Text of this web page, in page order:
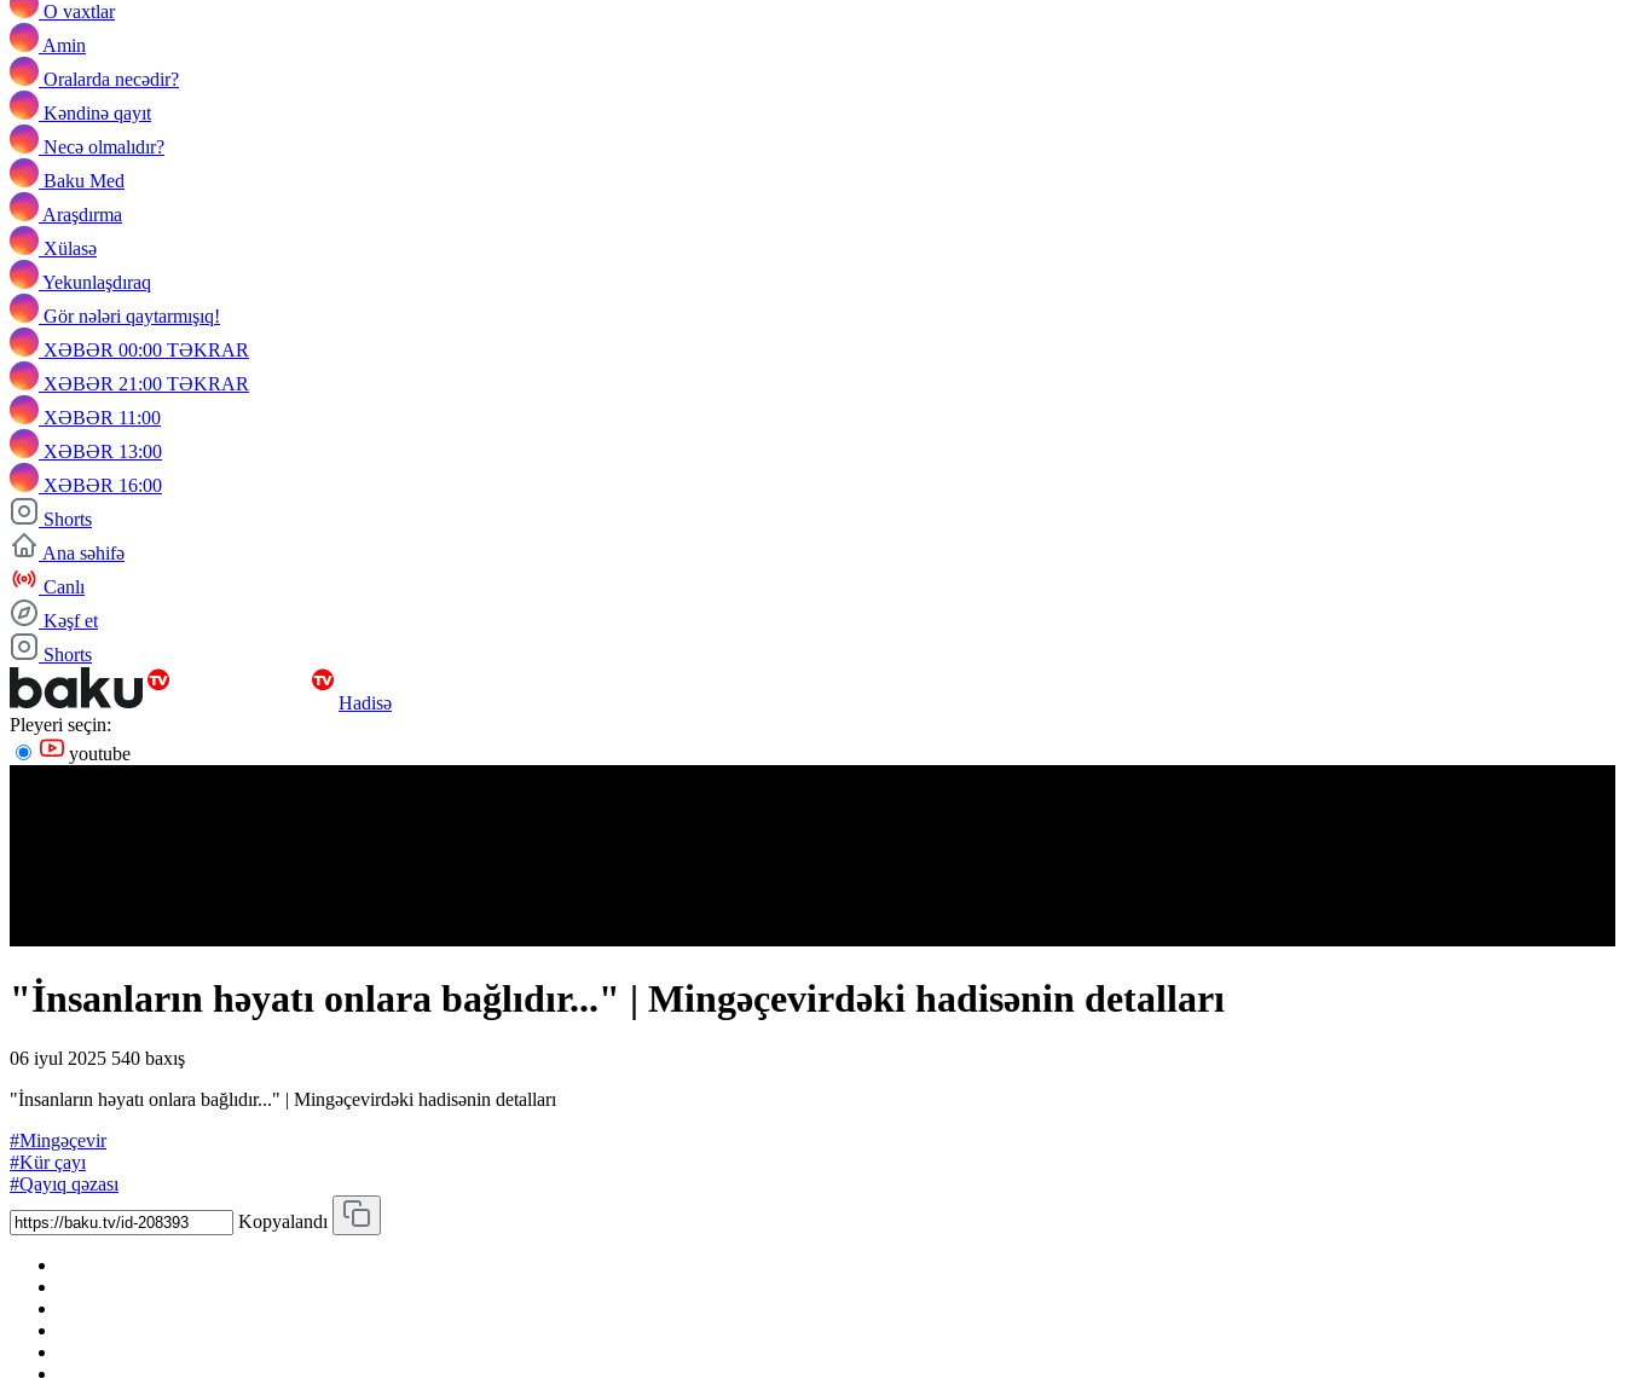
O vaxtlar
Amin
Oralarda necədir?
Kəndinə qayıt
Necə olmalıdır?
Baku Med
Araşdırma
Xülasə
Yekunlaşdıraq
Gör nələri qaytarmışıq!
XƏBƏR 00:00 TƏKRAR
XƏBƏR 21:00 TƏKRAR
XƏBƏR 11:00
XƏBƏR 13:00
XƏBƏR 16:00
Shorts
Ana səhifə
Canlı
Kəşf et
Shorts
Hadisə
Pleyeri seçin:
youtube
"İnsanların həyatı onlara bağlıdır..." | Mingəçevirdəki hadisənin detalları
06 iyul 2025 540 baxış
"İnsanların həyatı onlara bağlıdır..." | Mingəçevirdəki hadisənin detalları
#Mingəçevir
#Kür çayı
#Qayıq qəzası
Kopyalandı